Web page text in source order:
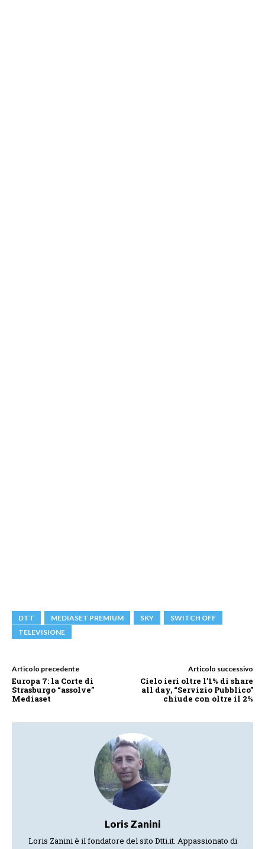
DTT MEDIASET PREMIUM SKY
SWITCH OFF
TELEVISIONE
Articolo precedente
Europa 7: la Corte di
Strasburgo “assolve”
Mediaset
Articolo successivo
Cielo ieri oltre l’1% di share
all day, “Servizio Pubblico”
chiude con oltre il 2%
Loris Zanini
Loris Zanini è il fondatore del sito Dtti.it. Appassionato di